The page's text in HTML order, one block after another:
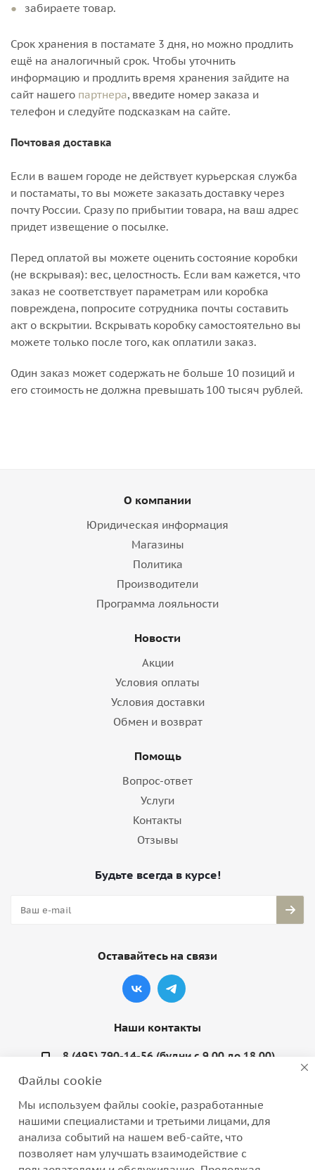
забираете товар.
Срок хранения в постамате 3 дня, но можно продлить
ещё на аналогичный срок. Чтобы уточнить
информацию и продлить время хранения зайдите на
сайт нашего партнера, введите номер заказа и
телефон и следуйте подсказкам на сайте.
Почтовая доставка
Если в вашем городе не действует курьерская служба
и постаматы, то вы можете заказать доставку через
почту России. Сразу по прибытии товара, на ваш адрес
придет извещение о посылке.
Перед оплатой вы можете оценить состояние коробки
(не вскрывая): вес, целостность. Если вам кажется, что
заказ не соответствует параметрам или коробка
повреждена, попросите сотрудника почты составить
акт о вскрытии. Вскрывать коробку самостоятельно вы
можете только после того, как оплатили заказ.
Один заказ может содержать не больше 10 позиций и
его стоимость не должна превышать 100 тысяч рублей.
О компании
Юридическая информация
Магазины
Политика
Производители
Программа лояльности
Новости
Акции
Условия оплаты
Условия доставки
Обмен и возврат
Помощь
Вопрос-ответ
Услуги
Контакты
Отзывы
Будьте всегда в курсе!
Оставайтесь на связи
Наши контакты
8 (495) 790-14-56 (будни с 9.00 до 18.00)
Варшавское шоссе, д. 132, стр. 9
Файлы cookie
Мы используем файлы cookie, разработанные
нашими специалистами и третьими лицами, для
анализа событий на нашем веб-сайте, что
позволяет нам улучшать взаимодействие с